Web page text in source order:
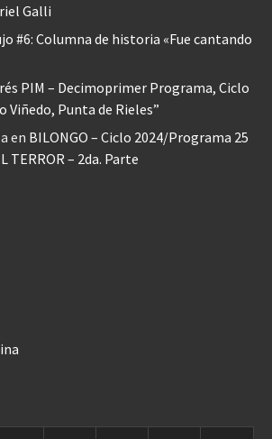
Galli
#6: Columna de historia «Fue cantando
PIM – Decimoprimer Programa, Ciclo
Viñedo, Punta de Rieles”
en BILONGO – Ciclo 2024/Programa 25
TERROR – 2da. Parte